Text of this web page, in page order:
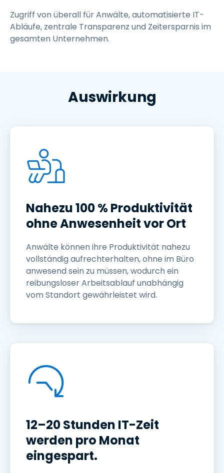
Zugriff von überall für Anwälte, automatisierte IT-
Abläufe, zentrale Transparenz und Zeitersparnis im
gesamten Unternehmen.
Auswirkung
Nahezu 100 % Produktivität
ohne Anwesenheit vor Ort
Anwälte können ihre Produktivität nahezu
vollständig aufrechterhalten, ohne im Büro
anwesend sein zu müssen, wodurch ein
reibungsloser Arbeitsablauf unabhängig
vom Standort gewährleistet wird.
12–20 Stunden IT-Zeit
werden pro Monat
eingespart.